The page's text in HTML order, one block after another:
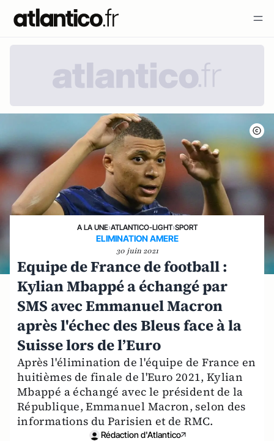
A LA UNE›ATLANTICO-LIGHT›SPORT
ELIMINATION AMERE
30 juin 2021
Equipe de France de football :
Kylian Mbappé a échangé par
SMS avec Emmanuel Macron
après l'échec des Bleus face à la
Suisse lors de l’Euro
Après l'élimination de l'équipe de France en
huitièmes de finale de l'Euro 2021, Kylian
Mbappé a échangé avec le président de la
République, Emmanuel Macron, selon des
informations du Parisien et de RMC.
Rédaction d'Atlantico